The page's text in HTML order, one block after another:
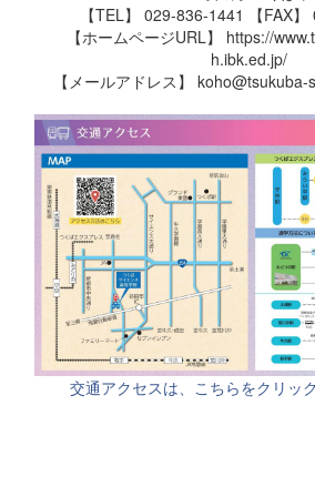
【TEL】 029-836-1441 【FAX
【ホームページURL】 https://
h.ibk.ed.jp/
【メールアドレス】
交通アクセスは、こちらをクリッ